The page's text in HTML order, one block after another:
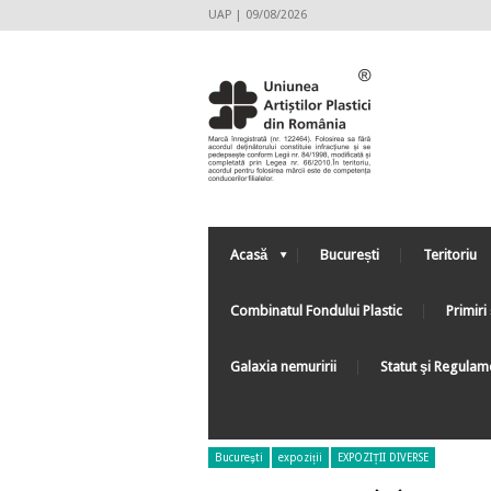
UAP | 09/08/2026
Acasă București Teritoriu
Combinatul Fondului Plastic Primiri
Galaxia nemuririi Statut şi
Bucureşti expoziții EXPOZIȚII DIVERSE